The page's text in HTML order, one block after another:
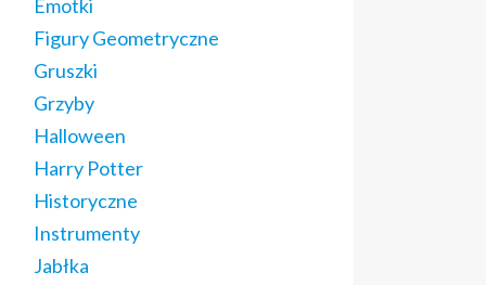
Emotki
Figury Geometryczne
Gruszki
Grzyby
Halloween
Harry Potter
Historyczne
Instrumenty
Jabłka